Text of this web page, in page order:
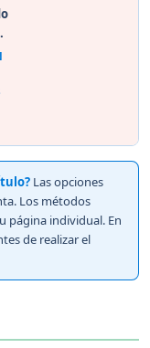
Las opciones
Los métodos
página individual. En
de realizar el